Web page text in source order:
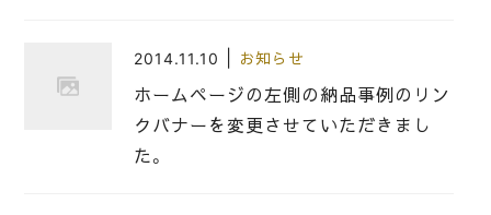
2014.11.10 お知らせ
ホームページの左側の納品事例のリン
クバナーを変更させていただきまし
た。